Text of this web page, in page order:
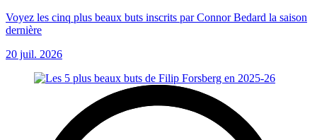
Voyez les cinq plus beaux buts inscrits par Connor Bedard la saison
dernière
20 juil. 2026